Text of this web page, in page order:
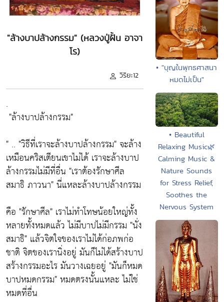
"ล้างบาปล้างกรรม" (หลวงปู่ฝั้น อาจา
โร)
วิริยะ12
.
"ล้างบาปล้างกรรม"
" .. "วิธีที่เราจะล้างบาปล้างกรรม"จะล้าง
เหมือนคริสเตียนเขาไม่ได้ เราจะล้างบาป
ล้างกรรมไม่มีที่อื่น "เราต้องรักษาศีล
สมาธิ ภาวนา"นี่แหละล้างบาปล้างกรรม
คือ "รักษาศีล" เราไม่ทำโทษน้อยใหญ่ทั้ง
หลายทั้งหมดแล้ว ไม่มีบาปไม่มีกรรม "นั่ง
สมาธิ" แล้วจิตใจของเราไม่ได้ก่อภพก่อ
ชาติ จิตของเรานิ่งอยู่ มันก็ไม่ได้สร้างบาป
สร้างกรรมอะไร มันวางเฉยอยู่ "มันก็หมด
บาปหมดกรรม"หมดตรงนั้นแหละ ไม่ใช่
หมดที่อื่น
• "บุญในพุทธศาสนา
หมดไม่เป็น"
• Beautiful
Relaxing Music🌿
Calming Music &
Nature Sounds
for Stress Relief,
Soothes the
Nervous System